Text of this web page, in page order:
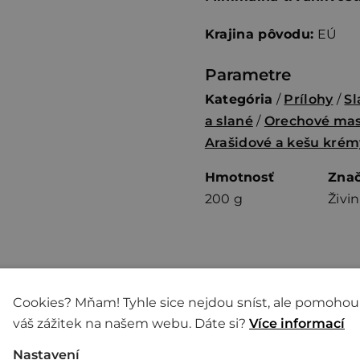
Krajina pôvodu: EÚ
Parametre
Kategória / Prílohy /
a slané/ Orechové
Arašidové a kešu
Hmotnosť
200 g
Cookies? Mňam! Tyhle sice nejdou sníst, ale
váš zážitek na našem webu. Dáte si? Více informací
Nastavení